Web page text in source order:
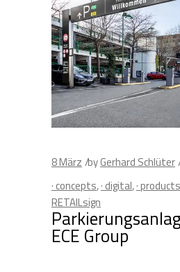
8März byGerhard Schlüter
· concepts,· digital,· products
RETAILsign
ECE Group